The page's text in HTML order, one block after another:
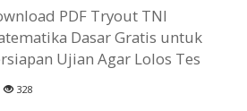
PDF Tryout TNI
Dasar Gratis untuk
Ujian Agar Lolos Tes
328